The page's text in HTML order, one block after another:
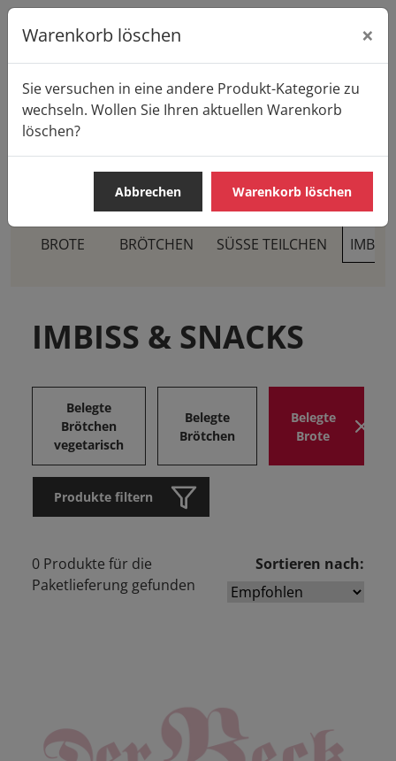
Warenkorb löschen ×
Sie versuchen in eine andere Produkt-Kategorie zu
wechseln. Wollen Sie Ihren aktuellen Warenkorb
löschen?
Abbrechen Warenkorb löschen
Startseite Produkte
Casa Pane
IMBISS & SNACKS
BROTE BRÖTCHEN SÜSSE TEILCHEN
IMBISS & SNACKS
Belegte
Brötchen
vegetarisch
Belegte
Brötchen
Belegte
Brote
Produkte filtern
0 Produkte für die
Paketlieferung gefunden
Sortieren nach: